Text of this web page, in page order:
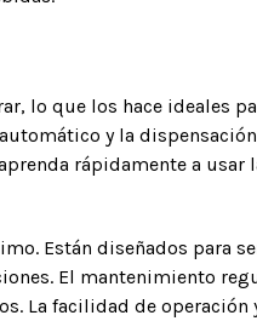
lo que los hace ideales
y la
rápidamente a
Están diseñados para
El mantenimiento
La facilidad de